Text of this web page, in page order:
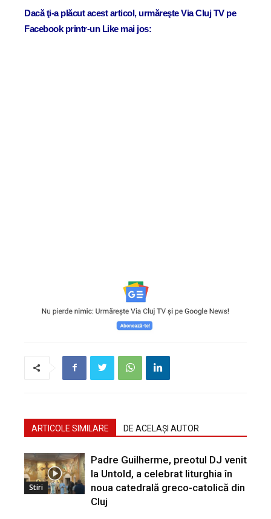
Dacă ţi-a plăcut acest articol, urmăreşte Via Cluj TV pe
Facebook printr-un Like mai jos:
ARTICOLE SIMILARE DE ACELAȘI AUTOR
Stiri
Padre Guilherme, preotul DJ venit
la Untold, a celebrat liturghia în
noua catedrală greco-catolică din
Cluj